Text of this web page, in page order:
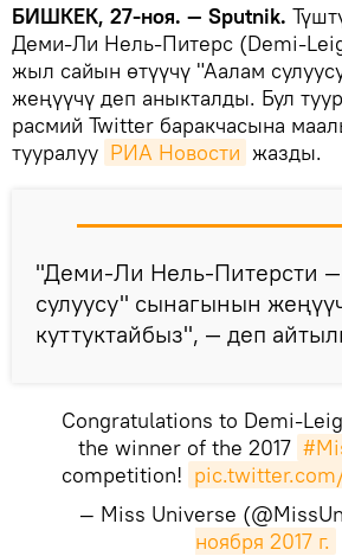
БИШКЕК, 27-ноя. — Sputnik.
Деми-Ли Нель-Питерс (Demi-
жыл сайын өтүүчү "Аалам
жеңүүчү деп аныкталды. Бул
расмий Twitter баракчасына
тууралуу РИА Новости жазды.
"Деми-Ли Нель-Питерсти
сулуусу" сынагынын
куттуктайбыз", — деп
Congratulations to Demi-
the winner of the 2017
competition!
— Miss Universe
ноября 2017 г.